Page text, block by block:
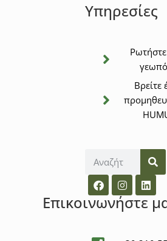
Υπηρεσίες
Βρείτε
Επικοινωνήστε